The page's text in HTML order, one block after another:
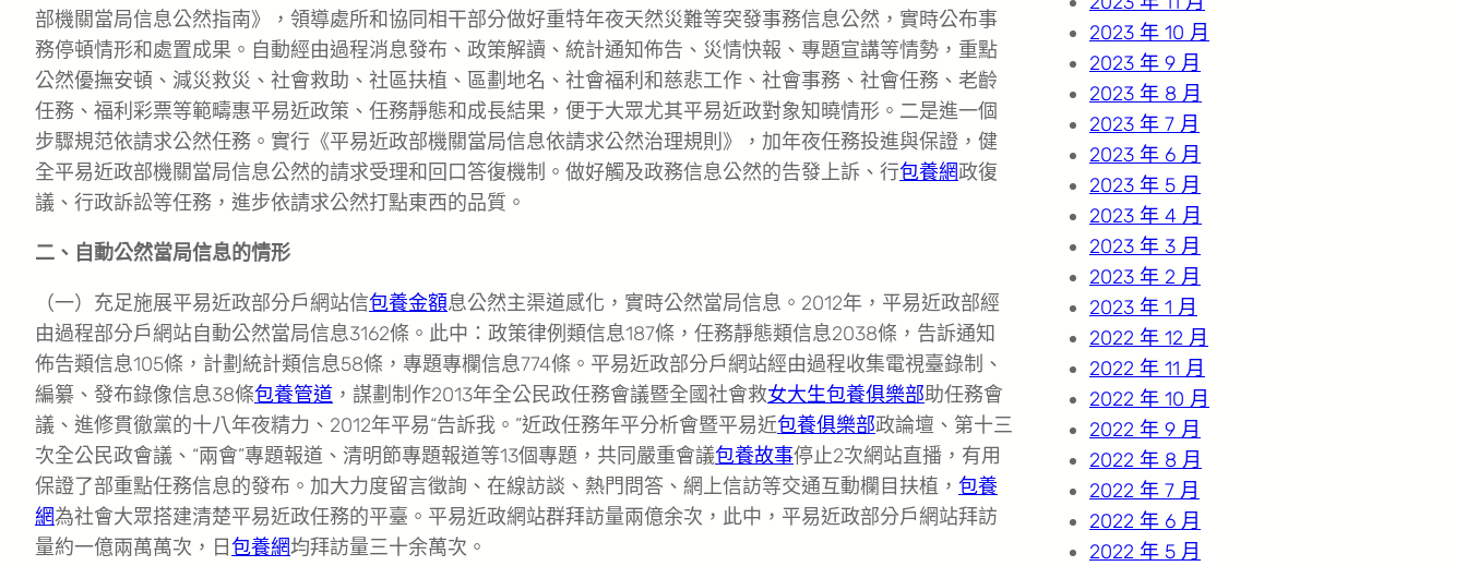
部機關當局信息公然指南》，領導處所和協同相干部分做好重特年夜天然災難等突發事務信息公然，實時公布事
務停頓情形和處置成果。自動經由過程消息發布、政策解讀、統計通知佈告、災情快報、專題宣講等情勢，重點
公然優撫安頓、減災救災、社會救助、社區扶植、區劃地名、社會福利和慈悲工作、社會事務、社會任務、老齡
任務、福利彩票等範疇惠平易近政策、任務靜態和成長結果，便于大眾尤其平易近政對象知曉情形。二是進一個
步驟規范依請求公然任務。實行《平易近政部機關當局信息依請求公然治理規則》，加年夜任務投進與保證，健
全平易近政部機關當局信息公然的請求受理和回口答復機制。做好觸及政務信息公然的告發上訴、行包養網政復
議、行政訴訟等任務，進步依請求公然打點東西的品質。
二、自動公然當局信息的情形
（一）充足施展平易近政部分戶網站信包養金額息公然主渠道感化，實時公然當局信息。2012年，平易近政部經
由過程部分戶網站自動公然當局信息3162條。此中：政策律例類信息187條，任務靜態類信息2038條，告訴通知
佈告類信息105條，計劃統計類信息58條，專題專欄信息774條。平易近政部分戶網站經由過程收集電視臺錄制、
編纂、發布錄像信息38條包養管道 ，謀劃制作2013年全公民政任務會議暨全國社會救女大生包養俱樂部助任務會
議、進修貫徹黨的十八年夜精力、2012年平易“告訴我。”近政任務年平分析會暨平易近包養俱樂部政論壇、第十三
次全公民政會議、“兩會”專題報道、清明節專題報道等13個專題，共同嚴重會議包養故事停止2次網站直播，有用
保證了部重點任務信息的發布。加大力度留言徵詢、在線訪談、熱門問答、網上信訪等交通互動欄目扶植， 包養
網為社會大眾搭建清楚平易近政任務的平臺。平易近政網站群拜訪量兩億余次，此中，平易近政部分戶網站拜訪
量約一億兩萬萬次，日包養網均拜訪量三十余萬次。
2023 年 10 月
2023 年 9 月
2023 年 8 月
2023 年 7 月
2023 年 6 月
2023 年 5 月
2023 年 4 月
2023 年 3 月
2023 年 2 月
2023 年 1 月
2022 年 12 月
2022 年 11 月
2022 年 10 月
2022 年 9 月
2022 年 8 月
2022 年 7 月
2022 年 6 月
2022 年 5 月